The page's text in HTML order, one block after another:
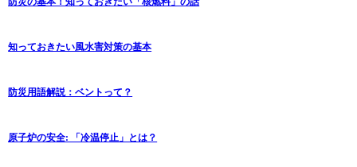
知っておきたい風水害対策の基本
防災用語解説：ベントって？
原子炉の安全: 「冷温停止」とは？